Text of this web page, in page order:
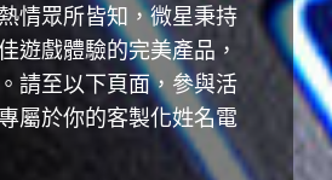
情眾所皆知，微星秉持
遊戲體驗的完美產品，
請至以下頁面，參與活
屬於你的客製化姓名電